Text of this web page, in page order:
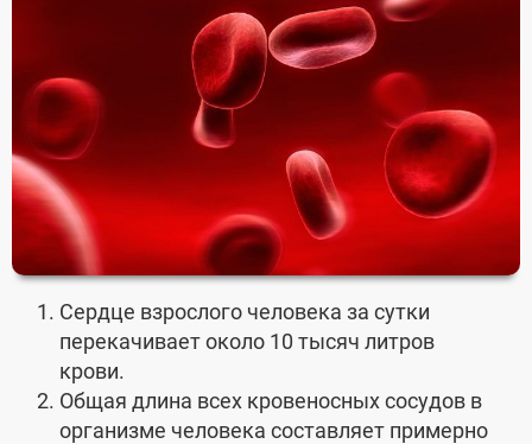
Сердце взрослого человека за сутки
перекачивает около 10 тысяч литров
крови.
Общая длина всех кровеносных сосудов в
организме человека составляет примерно